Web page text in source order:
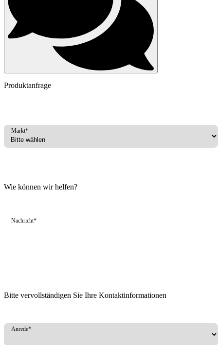
Produktanfrage
Markt*
Wie können wir helfen?
Nachricht*
Bitte vervollständigen Sie Ihre Kontaktinformationen
Anrede*